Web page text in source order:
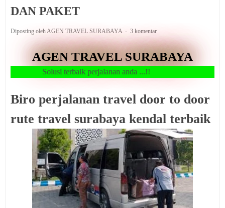
DAN PAKET
Diposting oleh AGEN TRAVEL SURABAYA 3 komentar
AGEN TRAVEL SURABAYA
terbaik perjalanan anda ...!!
Biro perjalanan travel door to door
rute travel surabaya kendal terbaik